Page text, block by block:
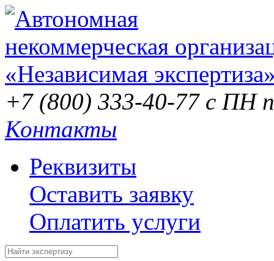
+7 (800) 333-40-77 с ПН
Контакты
Реквизиты
Оставить заявку
Оплатить услуги